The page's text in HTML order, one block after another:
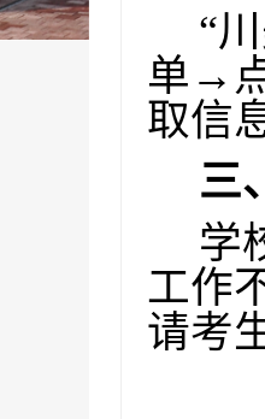
“
单→
取信
三
学
工作
请考